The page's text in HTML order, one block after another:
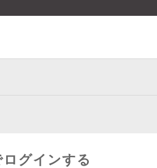
グインする